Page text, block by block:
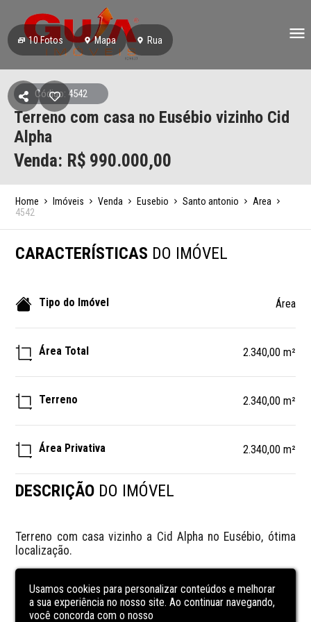
10Fotos Mapa Rua
Código: 4542
Terreno com casa no Eusébio vizinho Cid
Alpha
Venda: R$ 990.000,00
Home Imóveis Venda Eusebio Santo antonio
Area
4542
CARACTERÍSTICAS DO IMÓVEL
Tipo do Imóvel Área
Área Total 2.340,00 m²
Terreno 2.340,00 m²
Área Privativa 2.340,00 m²
DESCRIÇÃO DO IMÓVEL
Terreno com casa vizinho a Cid Alpha no Eusébio, ótima
localização.
CARACTERÍSTICASDA UNIDADE
Usamos cookies para personalizar conteúdos e melhorar
a sua experiência no nosso site. Ao continuar navegando,
você concorda com o nosso